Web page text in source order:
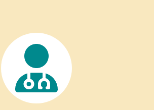
Erkennen, verstehen, behandeln
begegnen - wirksame Selbsthilfe
chronischen Schmerzen
Arthrose - Schmerzen lindern und
erhalten